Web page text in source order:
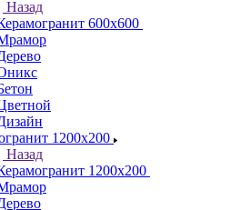
Назад
600х600
1200x200
Назад
1200x200